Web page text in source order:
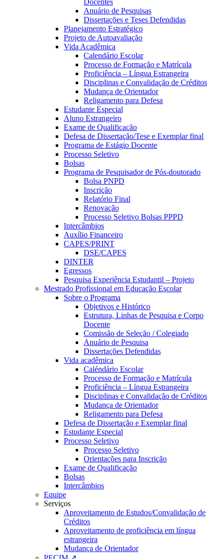
Docentes
Anuário de Pesquisas
Dissertações e Teses Defendidas
Planejamento Estratégico
Projeto de Autoavaliação
Vida Acadêmica
Calendário Escolar
Processo de Formação e Matrícula
Proficiência – Língua Estrangeira
Disciplinas e Convalidação de Créditos
Mudança de Orientador
Religamento para Defesa
Estudante Especial
Aluno Estrangeiro
Exame de Qualificação
Defesa de Dissertação/Tese e Exemplar final
Programa de Estágio Docente
Processo Seletivo
Bolsas
Programa de Pesquisador de Pós-doutorado
Bolsa PNPD
Inscrição
Relatório Final
Renovação
Processo Seletivo Bolsas PPPD
Intercâmbios
Auxílio Financeiro
CAPES/PRINT
DSE/CAPES
DINTER
Egressos
Pesquisa Experiência Estudantil – Projeto
Mestrado Profissional em Educação Escolar
Sobre o Programa
Objetivos e Histórico
Estrutura, Linhas de Pesquisa e Corpo
Docente
Comissão de Seleção / Colegiado
Anuário de Pesquisa
Dissertações Defendidas
Vida acadêmica
Caléndário Escolar
Processo de Formação e Matrícula
Proficiência – Língua Estrangeira
Disciplinas e Convalidação de Créditos
Mudança de Orientador
Religamento para Defesa
Defesa de Dissertação e Exemplar final
Estudante Especial
Processo Seletivo
Processo Seletivo
Orientações para Inscrição
Exame de Qualificação
Bolsas
Intercâmbios
Equipe
Serviços
Aproveitamento de Estudos/Convalidação de
Créditos
Aproveitamento de proficiência em língua
estrangeira
Mudança de Orientador